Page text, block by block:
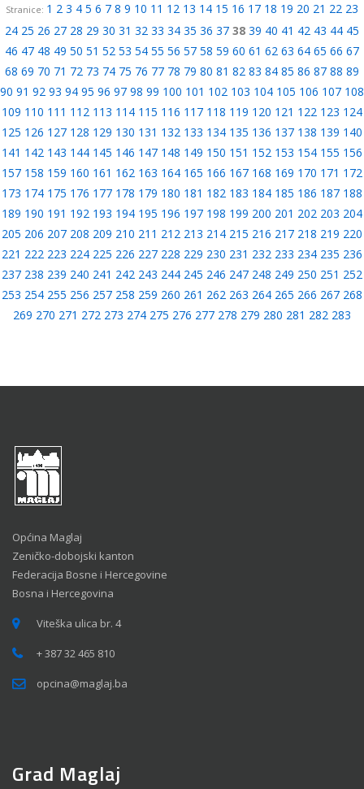
Stranice: 1 2 3 4 5 6 7 8 9 10 11 12 13 14 15 16 17 18 19 20 21 22 23
24 25 26 27 28 29 30 31 32 33 34 35 36 37 38 39 40 41 42 43 44 45
46 47 48 49 50 51 52 53 54 55 56 57 58 59 60 61 62 63 64 65 66 67
68 69 70 71 72 73 74 75 76 77 78 79 80 81 82 83 84 85 86 87 88 89
90 91 92 93 94 95 96 97 98 99 100 101 102 103 104 105 106 107 108
109 110 111 112 113 114 115 116 117 118 119 120 121 122 123 124
125 126 127 128 129 130 131 132 133 134 135 136 137 138 139 140
141 142 143 144 145 146 147 148 149 150 151 152 153 154 155 156
157 158 159 160 161 162 163 164 165 166 167 168 169 170 171 172
173 174 175 176 177 178 179 180 181 182 183 184 185 186 187 188
189 190 191 192 193 194 195 196 197 198 199 200 201 202 203 204
205 206 207 208 209 210 211 212 213 214 215 216 217 218 219 220
221 222 223 224 225 226 227 228 229 230 231 232 233 234 235 236
237 238 239 240 241 242 243 244 245 246 247 248 249 250 251 252
253 254 255 256 257 258 259 260 261 262 263 264 265 266 267 268
269 270 271 272 273 274 275 276 277 278 279 280 281 282 283
Općina Maglaj
Zeničko-dobojski kanton
Federacija Bosne i Hercegovine
Bosna i Hercegovina
Viteška ulica br. 4
+ 387 32 465 810
opcina@maglaj.ba
Grad Maglaj